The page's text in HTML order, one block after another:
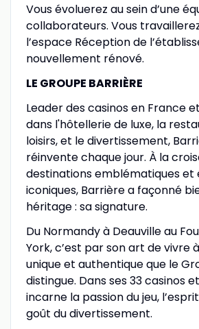
Vous évoluerez au sein d’une
collaborateurs. Vous
l’espace Réception de
nouvellement rénové.
LE GROUPE BARRIÈRE
Leader des casinos en France
dans l'hôtellerie de luxe, la
loisirs, et le divertissement,
réinvente chaque jour. À la
destinations emblématiques et
iconiques, Barrière a façonné
héritage : sa signature.
Du Normandy à Deauville au
York, c’est par son art de vivre
unique et authentique que le
distingue. Dans ses 33 casinos
incarne la passion du jeu,
goût du divertissement.